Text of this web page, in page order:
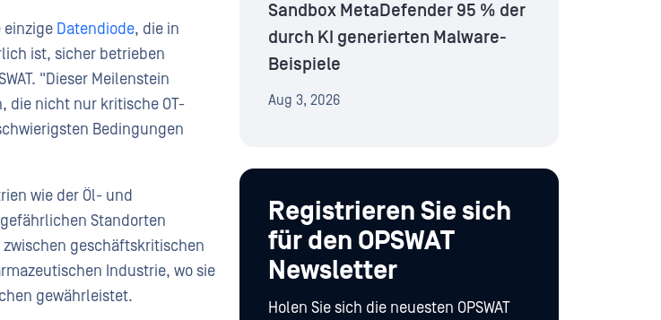
einzige Datendiode, die in
ist, sicher betrieben
"Dieser Meilenstein
die nicht nur kritische OT-
Bedingungen
wie der Öl- und
Standorten
geschäftskritischen
Industrie, wo sie
gewährleistet.
Sandbox MetaDefender 95 % der
durch KI generierten Malware-
Beispiele
Aug 3, 2026
Registrieren Sie sich
für den OPSWAT
Newsletter
Holen Sie sich die neuesten OPSWAT